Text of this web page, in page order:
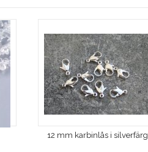
12 mm karbinlås i silverfärg